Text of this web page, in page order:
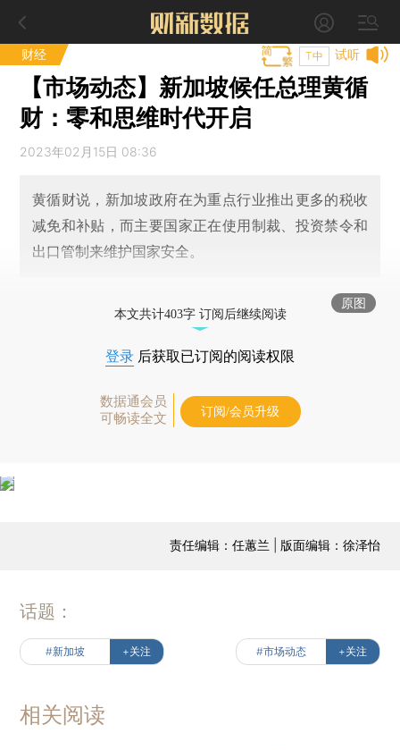
财经 试听
T中
【市场动态】新加坡候任总理黄循
财：零和思维时代开启
2023年02月15日 08:36
黄循财说，新加坡政府在为重点行业推出更多的税收
减免和补贴，而主要国家正在使用制裁、投资禁令和
出口管制来维护国家安全。
原图
本文共计403字 订阅后继续阅读
登录 后获取已订阅的阅读权限
数据通会员
可畅读全文
订阅/会员升级
责任编辑：任蕙兰 | 版面编辑：徐泽怡
话题：
#新加坡 +关注 #市场动态 +关注
相关阅读